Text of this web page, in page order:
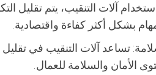
آلات التنقيب، يتم تقليل
بشكل أكثر كفاءة واقتصادية.
تساعد آلات التنقيب في
الأمان والسلامة للعمال.